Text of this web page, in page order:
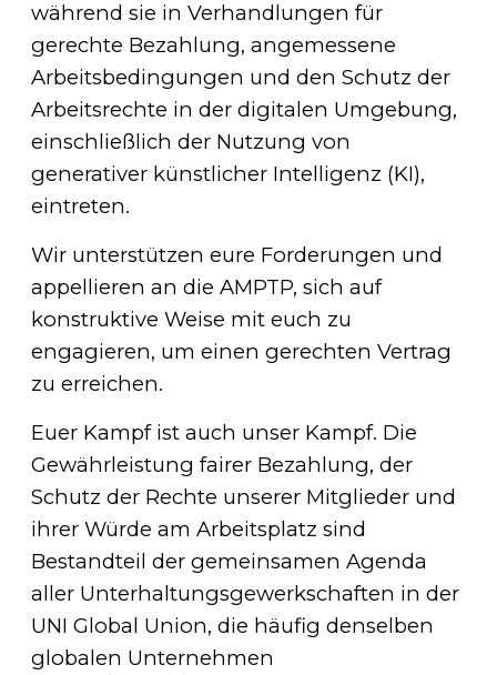
während sie in Verhandlungen für
gerechte Bezahlung, angemessene
Arbeitsbedingungen und den Schutz der
Arbeitsrechte in der digitalen Umgebung,
einschließlich der Nutzung von
generativer künstlicher Intelligenz (KI),
eintreten.
Wir unterstützen eure Forderungen und
appellieren an die AMPTP, sich auf
konstruktive Weise mit euch zu
engagieren, um einen gerechten Vertrag
zu erreichen.
Euer Kampf ist auch unser Kampf. Die
Gewährleistung fairer Bezahlung, der
Schutz der Rechte unserer Mitglieder und
ihrer Würde am Arbeitsplatz sind
Bestandteil der gemeinsamen Agenda
aller Unterhaltungsgewerkschaften in der
UNI Global Union, die häufig denselben
globalen Unternehmen